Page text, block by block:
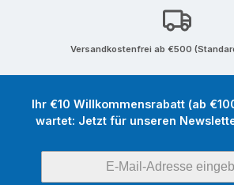
Versandkostenfrei ab €500
Ihr €10 Willkommensrabatt (ab
wartet: Jetzt für unseren